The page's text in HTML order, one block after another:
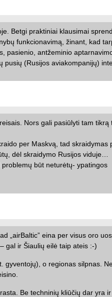
Betgi praktiniai klausimai
funkcionavimą, žinant, kad
pasienio, antžeminio
(Rusijos aviakompanijų)
Nors gali pasiūlyti tam tikrą
per Maskvą, tad skraidymas
dėl skraidymo Rusijos viduje…
būt neturėtų- ypatingos
„airBaltic” eina per visus oro
gal ir Šiaulių eilė taip ateis :-)
gyventojų), o regionas silpnas.
Be techninių kliūčių dar yra ir